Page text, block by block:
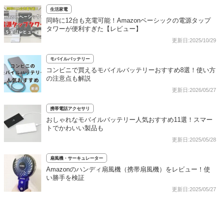
生活家電
同時に12台も充電可能！Amazonベーシックの電源タップ
タワーが便利すぎた【レビュー】
更新日:2025/10/29
モバイルバッテリー
コンビニで買えるモバイルバッテリーおすすめ8選！使い方
の注意点も解説
更新日:2026/05/27
携帯電話アクセサリ
おしゃれなモバイルバッテリー人気おすすめ11選！スマー
トでかわいい製品も
更新日:2025/05/28
扇風機・サーキュレーター
Amazonのハンディ扇風機（携帯扇風機）をレビュー！使
い勝手を検証
更新日:2025/05/27